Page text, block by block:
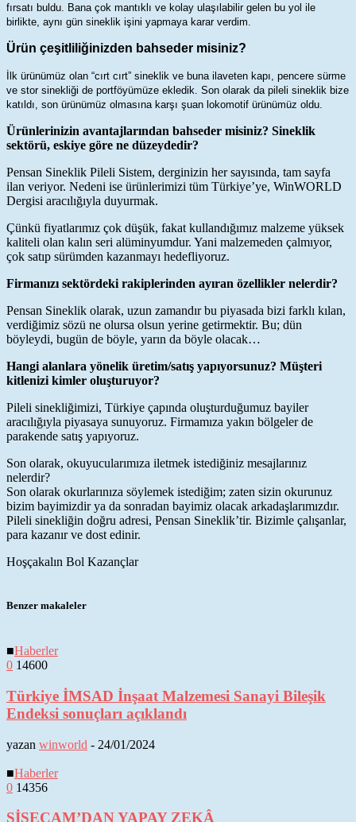
fırsatı buldu. Bana çok mantıklı ve kolay ulaşılabilir gelen bu yol ile
birlikte, aynı gün sineklik işini yapmaya karar verdim.
Ürün çeşitliliğinizden bahseder misiniz?
İlk ürünümüz olan “cırt cırt” sineklik ve buna ilaveten kapı, pencere sürme
ve stor sinekliği de portföyümüze ekledik. Son olarak da pileli sineklik bize
katıldı, son ürünümüz olmasına karşı şuan lokomotif ürünümüz oldu.
Ürünlerinizin avantajlarından bahseder misiniz? Sineklik
sektörü, eskiye göre ne düzeydedir?
Pensan Sineklik Pileli Sistem, derginizin her sayısında, tam sayfa
ilan veriyor. Nedeni ise ürünlerimizi tüm Türkiye’ye, WinWORLD
Dergisi aracılığıyla duyurmak.
Çünkü fiyatlarımız çok düşük, fakat kullandığımız malzeme yüksek
kaliteli olan kalın seri alüminyumdur. Yani malzemeden çalmıyor,
çok satıp sürümden kazanmayı hedefliyoruz.
Firmanızı sektördeki rakiplerinden ayıran özellikler nelerdir?
Pensan Sineklik olarak, uzun zamandır bu piyasada bizi farklı kılan,
verdiğimiz sözü ne olursa olsun yerine getirmektir. Bu; dün
böyleydi, bugün de böyle, yarın da böyle olacak…
Hangi alanlara yönelik üretim/satış yapıyorsunuz? Müşteri
kitlenizi kimler oluşturuyor?
Pileli sinekliğimizi, Türkiye çapında oluşturduğumuz bayiler
aracılığıyla piyasaya sunuyoruz. Firmamıza yakın bölgeler de
parakende satış yapıyoruz.
Son olarak, okuyucularımıza iletmek istediğiniz mesajlarınız
nelerdir?
Son olarak okurlarınıza söylemek istediğim; zaten sizin okurunuz
bizim bayimizdir ya da sonradan bayimiz olacak arkadaşlarımızdır.
Pileli sinekliğin doğru adresi, Pensan Sineklik’tir. Bizimle çalışanlar,
para kazanır ve dost edinir.
Hoşçakalın Bol Kazançlar
Benzer makaleler
■Haberler
0 14600
Türkiye İMSAD İnşaat Malzemesi Sanayi Bileşik
Endeksi sonuçları açıklandı
yazan winworld - 24/01/2024
■Haberler
0 14356
ŞİŞECAM’DAN YAPAY ZEKÂ